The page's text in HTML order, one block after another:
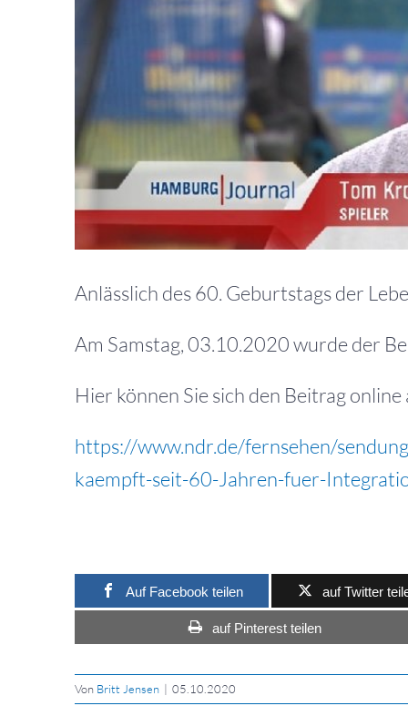
Anlässlich des 60. Geburtstags der
Am Samstag, 03.10.2020 wurde der
Hier können Sie sich den Beitrag online
https://www.ndr.de/fernsehen/
kaempft-seit-60-Jahren-fuer-
Auf Facebook teilen auf Twitter
auf Pinterest teilen
Von Britt Jensen | 05.10.2020